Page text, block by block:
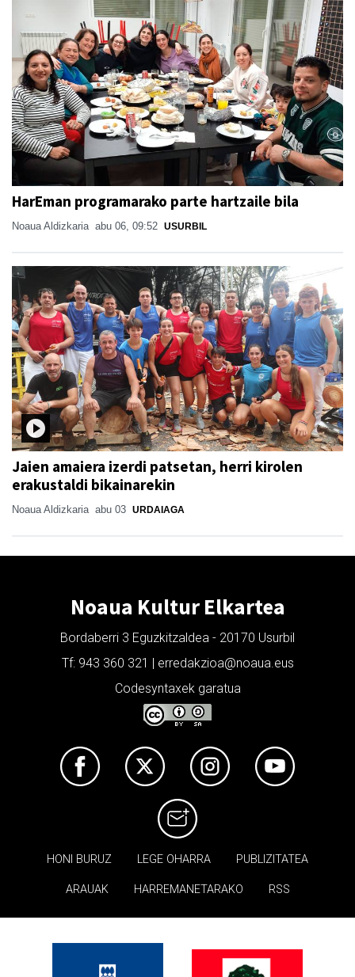
HarEman programarako parte hartzaile bila
Noaua Aldizkaria abu 06, 09:52 USURBIL
Jaien amaiera izerdi patsetan, herri kirolen
erakustaldi bikainarekin
Noaua Aldizkaria abu 03 URDAIAGA
Noaua Kultur Elkartea
Bordaberri 3 Eguzkitzaldea - 20170 Usurbil
Tf: 943 360 321 | erredakzioa@noaua.eus
Codesyntaxek garatua
HONI BURUZ LEGE OHARRA PUBLIZITATEA
ARAUAK HARREMANETARAKO RSS